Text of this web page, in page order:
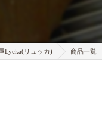
Lycka(リュッカ) 商品一覧